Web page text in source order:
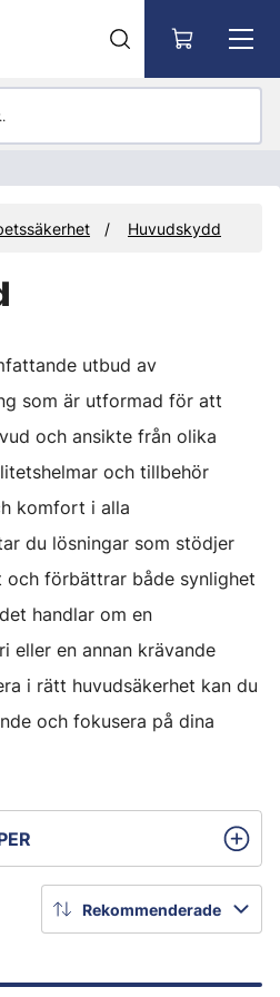
Huvudskydd
utbud av
som är utformad för att
och ansikte från olika
och tillbehör
komfort i alla
du lösningar som stödjer
och förbättrar både synlighet
handlar om en
eller en annan krävande
i rätt huvudsäkerhet kan du
och fokusera på dina
Rekommenderade